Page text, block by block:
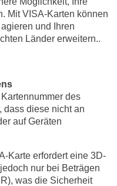
Mit VISA-Karten können
und Ihren
Länder erweitern..
des
dass diese nicht an
auf Geräten
Karte erfordert eine 3D-
nur bei Beträgen
was die Sicherheit